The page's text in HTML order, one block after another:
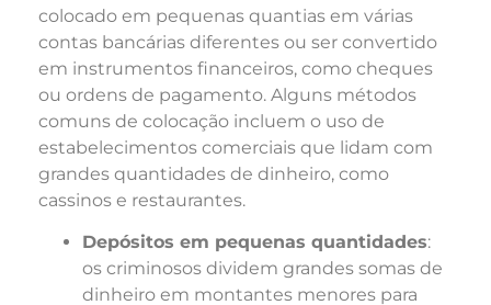
colocado em pequenas quantias em várias
contas bancárias diferentes ou ser convertido
em instrumentos financeiros, como cheques
ou ordens de pagamento. Alguns métodos
comuns de colocação incluem o uso de
estabelecimentos comerciais que lidam com
grandes quantidades de dinheiro, como
cassinos e restaurantes.
Depósitos em pequenas quantidades:
os criminosos dividem grandes somas de
dinheiro em montantes menores para